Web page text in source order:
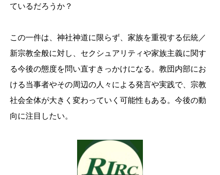
ているだろうか？
この一件は、神社神道に限らず、家族を重視する伝統／
新宗教全般に対し、セクシュアリティや家族主義に関す
る今後の態度を問い直すきっかけになる。教団内部にお
ける当事者やその周辺の人々による発言や実践で、宗教
社会全体が大きく変わっていく可能性もある。今後の動
向に注目したい。